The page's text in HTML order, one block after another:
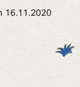
16.11.2020